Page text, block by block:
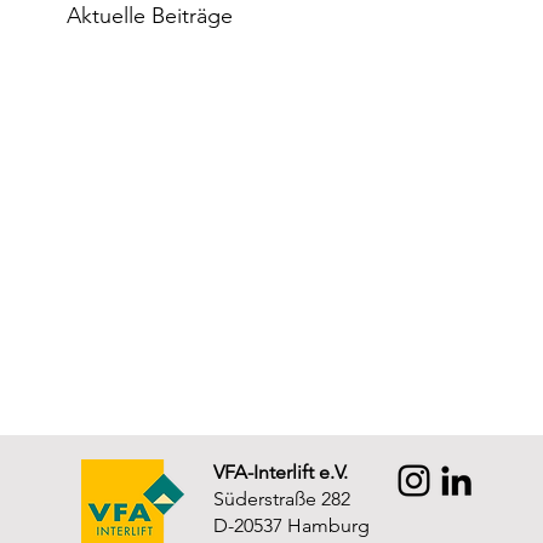
Aktuelle Beiträge
VFA-Interlift e.V.
Süderstraße 282
D-20537 Hamburg